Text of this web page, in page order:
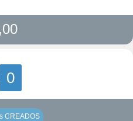
0
CREADOS